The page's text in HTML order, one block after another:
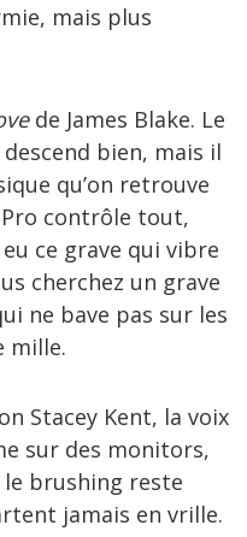
mais plus
de James Blake. Le
bien, mais il
qu’on retrouve
Pro contrôle tout,
eu ce grave qui vibre
cherchez un grave
ne bave pas sur les
mille.
Stacey Kent, la voix
sur des monitors,
le brushing reste
jamais en vrille.